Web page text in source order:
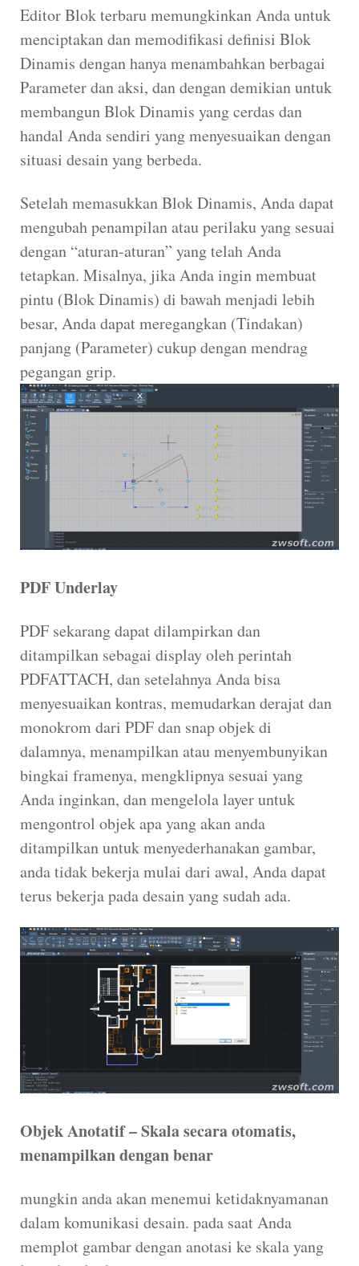
Editor Blok terbaru memungkinkan Anda untuk
menciptakan dan memodifikasi definisi Blok
Dinamis dengan hanya menambahkan berbagai
Parameter dan aksi, dan dengan demikian untuk
membangun Blok Dinamis yang cerdas dan
handal Anda sendiri yang menyesuaikan dengan
situasi desain yang berbeda.
Setelah memasukkan Blok Dinamis, Anda dapat
mengubah penampilan atau perilaku yang sesuai
dengan “aturan-aturan” yang telah Anda
tetapkan. Misalnya, jika Anda ingin membuat
pintu (Blok Dinamis) di bawah menjadi lebih
besar, Anda dapat meregangkan (Tindakan)
panjang (Parameter) cukup dengan mendrag
pegangan grip.
PDF Underlay
PDF sekarang dapat dilampirkan dan
ditampilkan sebagai display oleh perintah
PDFATTACH, dan setelahnya Anda bisa
menyesuaikan kontras, memudarkan derajat dan
monokrom dari PDF dan snap objek di
dalamnya, menampilkan atau menyembunyikan
bingkai framenya, mengklipnya sesuai yang
Anda inginkan, dan mengelola layer untuk
mengontrol objek apa yang akan anda
ditampilkan untuk menyederhanakan gambar,
anda tidak bekerja mulai dari awal, Anda dapat
terus bekerja pada desain yang sudah ada.
Objek Anotatif – Skala secara otomatis,
menampilkan dengan benar
mungkin anda akan menemui ketidaknyamanan
dalam komunikasi desain. pada saat Anda
memplot gambar dengan anotasi ke skala yang